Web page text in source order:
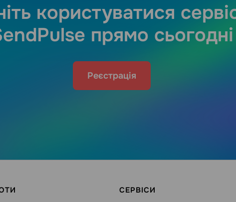
користуватися
прямо сьогодні
Реєстрація
СЕРВІСИ